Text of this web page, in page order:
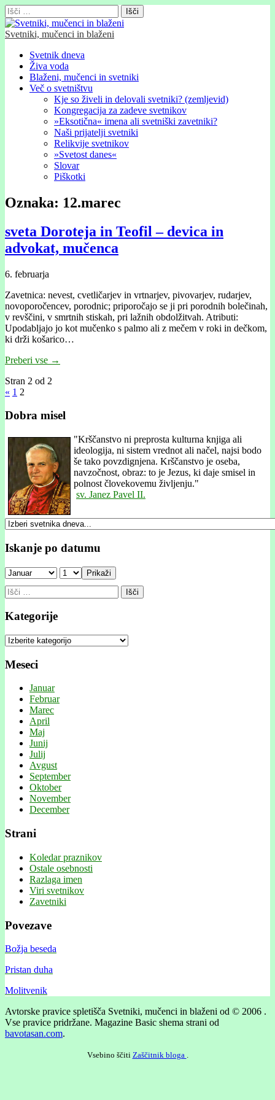
Išči:
Svetniki, mučenci in blaženi
Glavni
meni
Skip
content
Svetnik dneva
Živa voda
Blaženi, mučenci in svetniki
Več o svetništvu
Kje so živeli in delovali svetniki? (zemljevid)
Kongregacija za zadeve svetnikov
»Eksotična« imena ali svetniški zavetniki?
Naši prijatelji svetniki
Relikvije svetnikov
»Svetost danes«
Slovar
Piškotki
Oznaka: 12.marec
sveta Doroteja in Teofil – devica in
advokat, mučenca
6. februarja
Zavetnica: nevest, cvetličarjev in vrtnarjev, pivovarjev, rudarjev,
novoporočencev, porodnic; priporočajo se ji pri porodnih bolečinah,
v revščini, v smrtnih stiskah, pri lažnih obdolžitvah. Atributi:
Upodabljajo jo kot mučenko s palmo ali z mečem v roki in dečkom,
ki drži košarico…
Preberi vse →
Stran 2 od 2
« 1 2
Dobra misel
"Krščanstvo ni preprosta kulturna knjiga ali
ideologija, ni sistem vrednot ali načel, najsi bodo
še tako povzdignjena. Krščanstvo je oseba,
navzočnost, obraz: to je Jezus, ki daje smisel in
polnost človekovemu življenju."
sv. Janez Pavel II.
Iskanje po datumu
Prikaži
Išči:
Kategorije
Kategorije
Meseci
Januar
Februar
Marec
April
Maj
Junij
Julij
Avgust
September
Oktober
November
December
Strani
Koledar praznikov
Ostale osebnosti
Razlaga imen
Viri svetnikov
Zavetniki
Povezave
Božja beseda
Pristan duha
Molitvenik
Avtorske pravice spletišča Svetniki, mučenci in blaženi od © 2006 .
Vse pravice pridržane. Magazine Basic shema strani od
bavotasan.com.
Vsebino ščiti Zaščitnik bloga .